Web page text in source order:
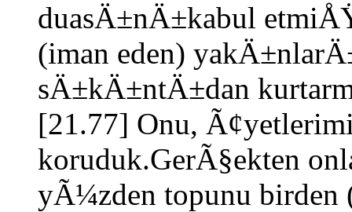
duasÄ±nÄ±kabul
(iman eden)
sÄ±kÄ±ntÄ±dan
[21.77] Onu,
koruduk.GerÃ§ekten
yÃ¼zden topunu